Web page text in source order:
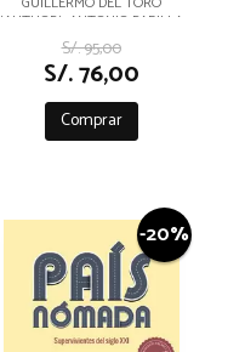
(AUTHOR), ANTONIO PADILLA
ESTEBAN (TRANSLATOR)
S/. 95,00
S/. 76,00
Comprar
-20%